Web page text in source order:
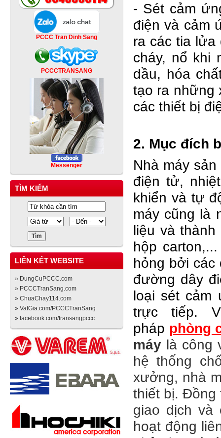
PCCC Tran Dinh Sang
PCCCTRANSANG
Messenger
TÌM KIẾM
LIÊN KẾT WEBSITE
» DungCuPCCC.com
» PCCCTranSang.com
» ChuaChay114.com
» VatGia.com/PCCCTranSang
» facebook.com/transangpccc
- Sét cảm
điện và cảm
ra các tia lửa
cháy, nổ khi
dầu, hóa
tạo ra những
các thiết bị
2. Mục đích
Nhà máy
điện tử,
khiển và tự
máy cũng là
liệu và
hộp
hỏng bởi các
đường dây
loại sét cảm
trực tiếp.
pháp phòng
máy là công
hệ thống
xưởng, nhà
thiết bị. Đồng
giao dịch và
hoạt động